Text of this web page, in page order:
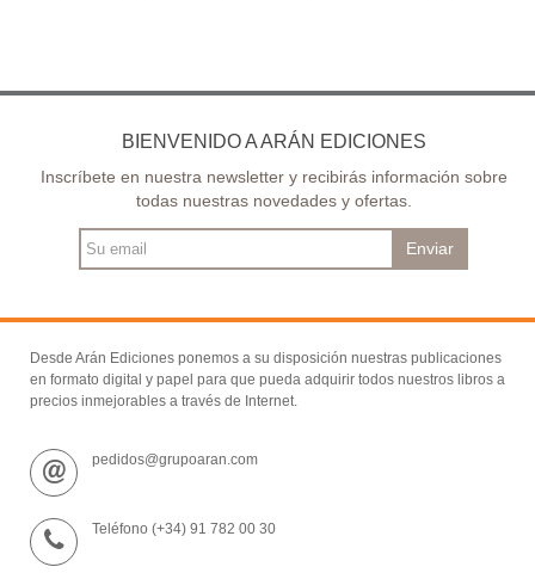
BIENVENIDO A ARÁN EDICIONES
Inscríbete en nuestra newsletter y recibirás información sobre
todas nuestras novedades y ofertas.
Enviar
Desde Arán Ediciones ponemos a su disposición nuestras publicaciones
en formato digital y papel para que pueda adquirir todos nuestros libros a
precios inmejorables a través de Internet.
pedidos@grupoaran.com
Teléfono (+34) 91 782 00 30